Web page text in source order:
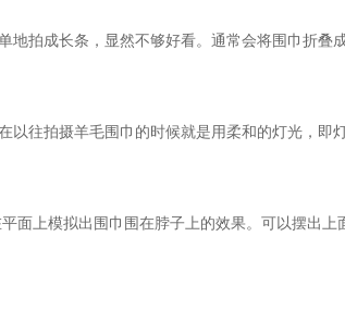
拍成长条，显然不够好看。通常会将围巾折叠
往拍摄羊毛围巾的时候就是用柔和的灯光，即
上模拟出围巾围在脖子上的效果。可以摆出上